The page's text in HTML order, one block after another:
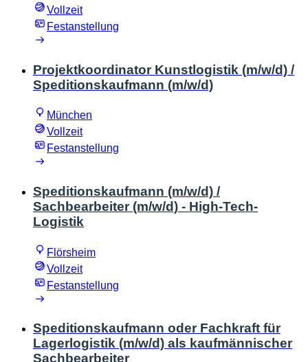
Vollzeit
Festanstellung
Projektkoordinator Kunstlogistik (m/w/d) /
Speditionskaufmann (m/w/d)
München
Vollzeit
Festanstellung
Speditionskaufmann (m/w/d) /
Sachbearbeiter (m/w/d) - High-Tech-
Logistik
Flörsheim
Vollzeit
Festanstellung
Speditionskaufmann oder Fachkraft für
Lagerlogistik (m/w/d) als kaufmännischer
Sachbearbeiter